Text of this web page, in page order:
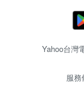
Yahoo台灣
服務